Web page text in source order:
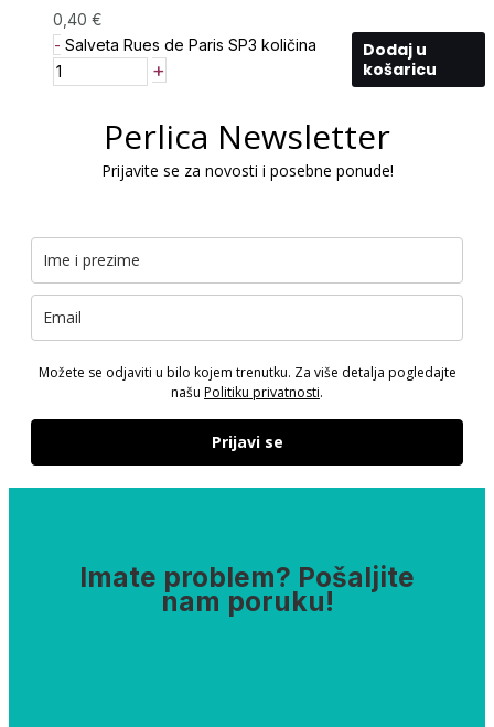
0,40 €
- Salveta Rues de Paris SP3 količina
+
Dodaj u
košaricu
Perlica Newsletter
Prijavite se za novosti i posebne ponude!
Možete se odjaviti u bilo kojem trenutku. Za više detalja pogledajte
našu Politiku privatnosti.
Prijavi se
Imate problem? Pošaljite
nam poruku!